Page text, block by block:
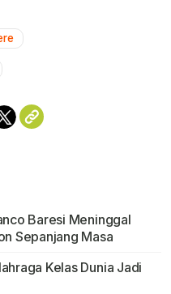
Baresi Meninggal
Sepanjang Masa
Kelas Dunia Jadi